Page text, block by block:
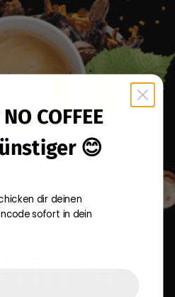
COFFEE
😊
dir deinen
sofort in dein